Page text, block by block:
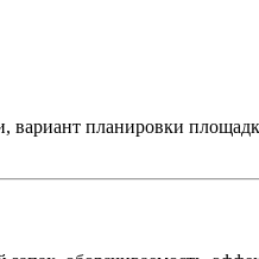
вариант планировки